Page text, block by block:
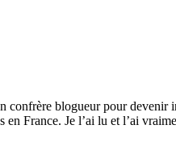
confrère blogueur pour
en France. Je l’ai lu et l’ai